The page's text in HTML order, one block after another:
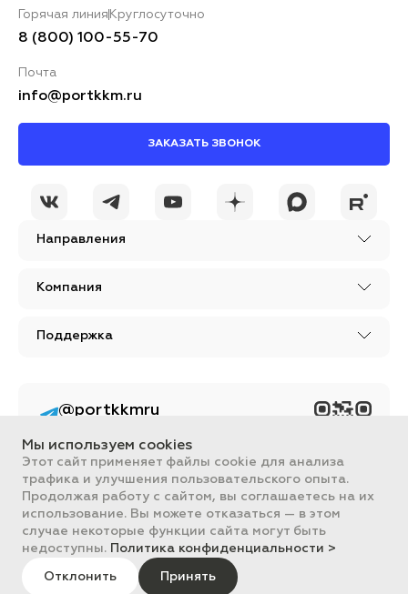
Направления
Компания
Поддержка
Горячая линия Круглосуточно
8 (800) 100-55-70
Почта
info@portkkm.ru
ЗАКАЗАТЬ ЗВОНОК
Вся информация, размещенная на сайте, носит ознакомительный
характер и не является публичной офертой, определяемой
положениями Статьи 437 ГК РФ.
Все цены на сайте указаны с НДС. ООО "ПОРТ" ИНН 2461018892,
ОГРН 1022401953496
ПОРТ 2011-2026
Политика обработки данных
@portkkmru
контент PORT - бизнес
портал
Мы используем cookies
Этот сайт применяет файлы cookie для анализа
трафика и улучшения пользовательского опыта.
Продолжая работу с сайтом, вы соглашаетесь на их
использование. Вы можете отказаться — в этом
случае некоторые функции сайта могут быть
недоступны. Политика конфиденциальности >
Отклонить Принять